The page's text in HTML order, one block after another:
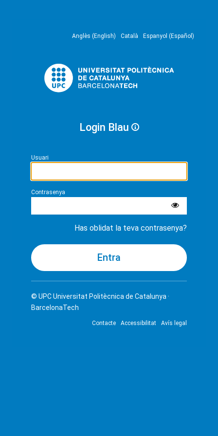
Anglès (English) Català Espanyol (Español)
Login Blau
Usuari
Contrasenya
Has oblidat la teva contrasenya?
© UPCUniversitat Politècnica de Catalunya ·
BarcelonaTech
Contacte Accessibilitat Avís legal